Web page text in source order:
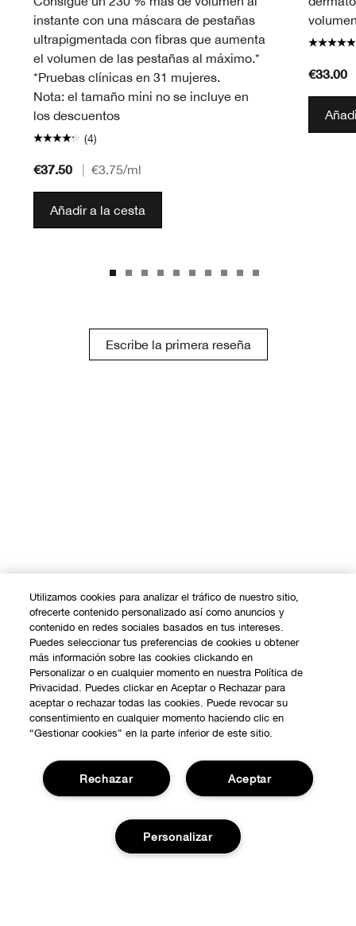
instante con una máscara de pestañas
ultrapigmentada con fibras que aumenta
el volumen de las pestañas al máximo.*
*Pruebas clínicas en 31 mujeres.
Nota: el tamaño mini no se incluye en
los descuentos
(4)
€37.50 €3.75/ml
Añadir a la cesta
€33.00
Escribe la primera reseña
Utilizamos cookies para analizar el tráfico de nuestro sitio,
ofrecerte contenido personalizado así como anuncios y
contenido en redes sociales basados en tus intereses.
Puedes seleccionar tus preferencias de cookies u obtener
más información sobre las cookies clickando en
Personalizar o en cualquier momento en nuestra Política de
Privacidad. Puedes clickar en Aceptar o Rechazar para
aceptar o rechazar todas las cookies. Puede revocar su
consentimiento en cualquier momento haciendo clic en
“Gestionar cookies” en la parte inferior de este sitio.
Aceptar
Rechazar
Personalizar